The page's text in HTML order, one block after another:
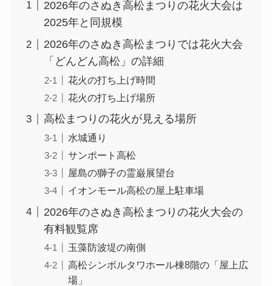
2026年のさぬき高松まつりの花火大会は
2025年と同規模
2026年のさぬき高松まつりでは花火大会
「どんどん高松」の詳細
花火の打ち上げ時間
花火の打ち上げ場所
高松まつりの花火が見える場所
水城通り
サンポート高松
屋島の獅子の霊巌展望台
イオンモール高松の屋上駐車場
2026年のさぬき高松まつりの花火大会の
有料観覧席
玉藻防波堤の南側
高松シンボルタワホール棟8階の「屋上広
場」